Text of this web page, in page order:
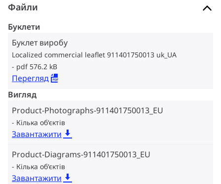
Файли
Буклети
Буклет виробу
Localized commercial leaflet 911401750013 uk_UA
pdf 576.2 kB
Перегляд
Вигляд
Product-Photographs-911401750013_EU
Кілька об‘єктів
Завантажити
Product-Diagrams-911401750013_EU
Кілька об‘єктів
Завантажити